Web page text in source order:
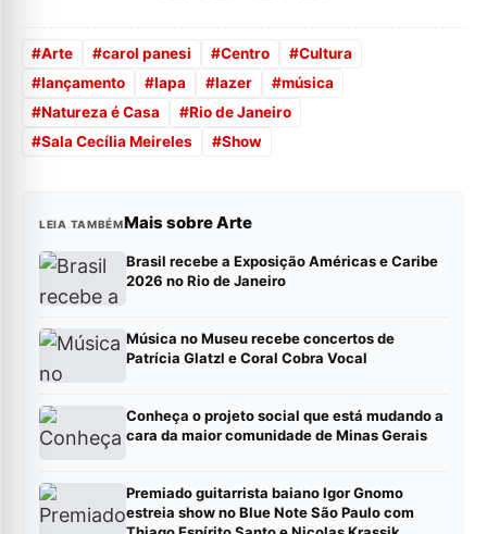
#Arte #carol panesi #Centro #Cultura
#lançamento #lapa #lazer #música
#Natureza é Casa #Rio de Janeiro
#Sala Cecília Meireles #Show
LEIA TAMBÉMMais sobre Arte
Brasil recebe a Exposição Américas e Caribe
2026 no Rio de Janeiro
Música no Museu recebe concertos de
Patrícia Glatzl e Coral Cobra Vocal
Conheça o projeto social que está mudando a
cara da maior comunidade de Minas Gerais
Premiado guitarrista baiano Igor Gnomo
estreia show no Blue Note São Paulo com